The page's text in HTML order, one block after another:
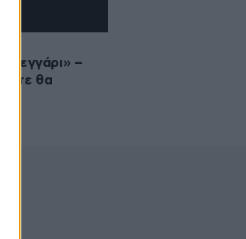
Φεγγάρι» –
πότε θα